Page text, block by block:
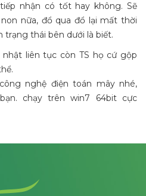
nhận có tốt hay không. Sẽ
nữa, đổ qua đổ lại mất thời
trạng thái bên dưới là biết.
nhật liên tục còn TS họ cứ gộp
nghệ điện toán mây nhé,
chạy trên win7 64bit cực